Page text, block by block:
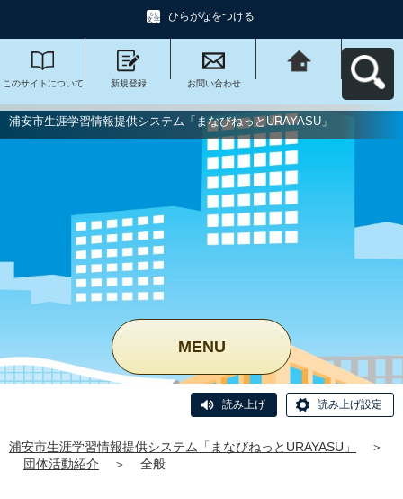
ひらがなをつける
このサイトについて 新規登録 お問い合わせ
びねっと
URAYASU」へ戻る
浦安市生涯学習情報提供システム「まなびねっとURAYASU」
MENU
読み上げ 読み上げ設定
浦安市生涯学習情報提供システム「まなびねっとURAYASU」
＞
団体活動紹介
＞ 全般